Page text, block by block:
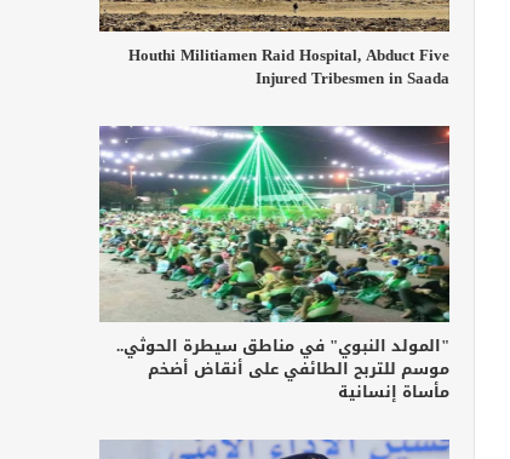
Houthi Militiamen Raid Hospital, Abduct Five
Injured Tribesmen in Saada
"المولد النبوي" في مناطق سيطرة الحوثي..
موسم للتربح الطائفي على أنقاض أضخم
مأساة إنسانية